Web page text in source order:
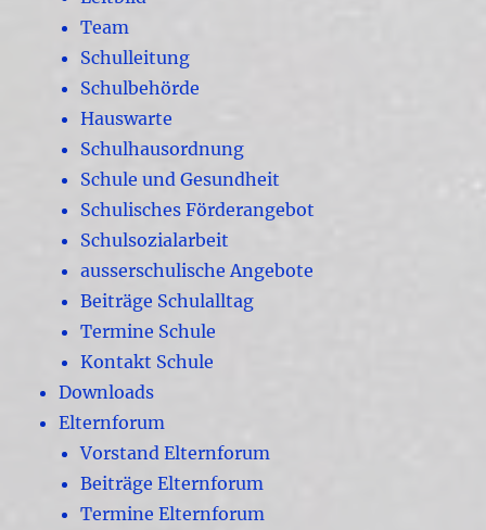
Team
Schulleitung
Schulbehörde
Hauswarte
Schulhausordnung
Schule und Gesundheit
Schulisches Förderangebot
Schulsozialarbeit
ausserschulische Angebote
Beiträge Schulalltag
Termine Schule
Kontakt Schule
Downloads
Elternforum
Vorstand Elternforum
Beiträge Elternforum
Termine Elternforum